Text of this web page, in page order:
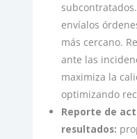
envíalos
más cercano.
ante las
maximiza la
optimizando
Reporte de
resultados: